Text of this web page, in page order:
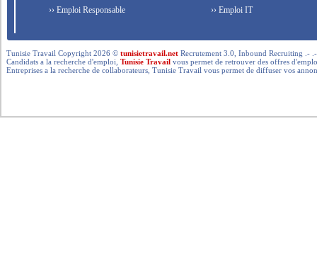
›› Emploi Responsable
›› Emploi IT
Tunisie Travail Copyright 2026 ©tunisietravail.net Recrutement 3.0, Inbound Recruiting .-
Candidats a la recherche d'emploi,Tunisie Travail vous permet de retrouver des offres
Entreprises a la recherche de collaborateurs, Tunisie Travail vous permet de diffuser vos